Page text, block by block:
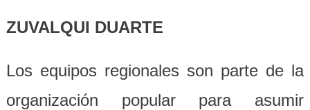
ZUVALQUI DUARTE
Los equipos regionales son parte de la
organización popular para asumir